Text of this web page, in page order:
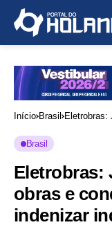
Início Brasil
Eletrobras:
Brasil
Eletrobras:
obras e
indenizar